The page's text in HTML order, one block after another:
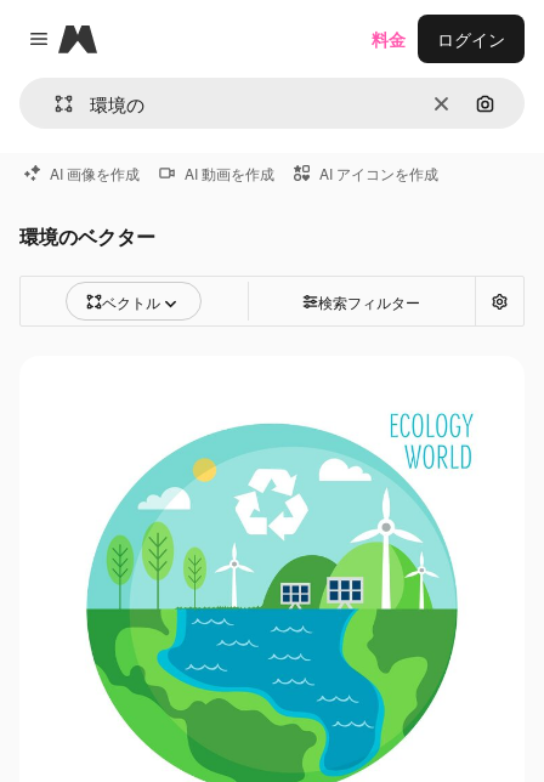
Close menu
Magnific
消去 画像で
料金 ログイン
AI 画像を作成 AI 動画を作成 AI アイコンを作成
環境のベクター
ベクトル 検索フィルター